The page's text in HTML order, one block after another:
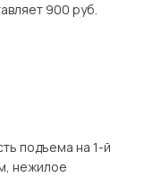
900 руб.
подъема на 1-й
нежилое